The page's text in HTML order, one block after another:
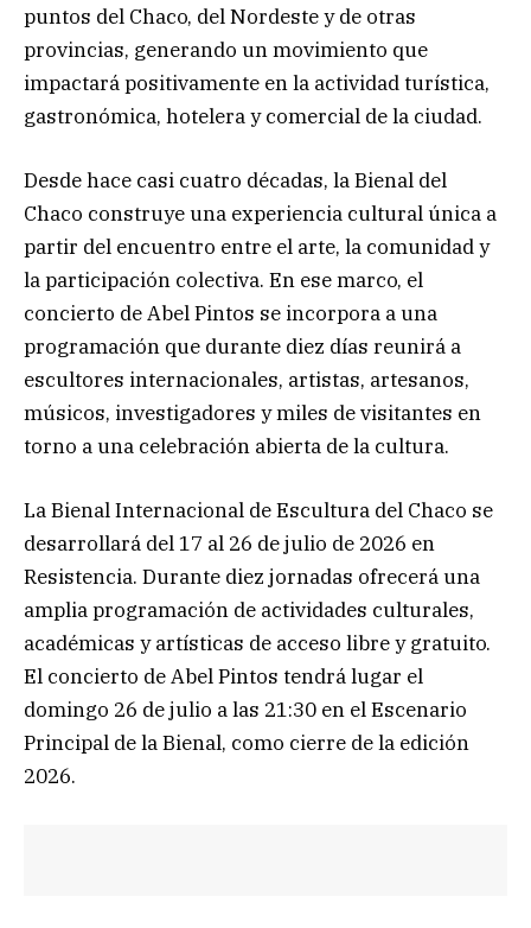
puntos del Chaco, del Nordeste y de otras
provincias, generando un movimiento que
impactará positivamente en la actividad turística,
gastronómica, hotelera y comercial de la ciudad.
Desde hace casi cuatro décadas, la Bienal del
Chaco construye una experiencia cultural única a
partir del encuentro entre el arte, la comunidad y
la participación colectiva. En ese marco, el
concierto de Abel Pintos se incorpora a una
programación que durante diez días reunirá a
escultores internacionales, artistas, artesanos,
músicos, investigadores y miles de visitantes en
torno a una celebración abierta de la cultura.
La Bienal Internacional de Escultura del Chaco se
desarrollará del 17 al 26 de julio de 2026 en
Resistencia. Durante diez jornadas ofrecerá una
amplia programación de actividades culturales,
académicas y artísticas de acceso libre y gratuito.
El concierto de Abel Pintos tendrá lugar el
domingo 26 de julio a las 21:30 en el Escenario
Principal de la Bienal, como cierre de la edición
2026.